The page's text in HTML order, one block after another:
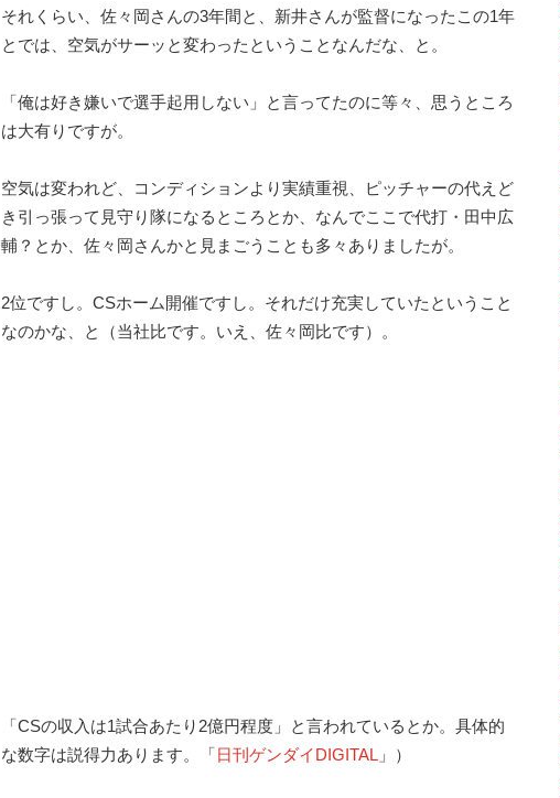
それくらい、佐々岡さんの3年間と、新井さんが監督になったこの1年
とでは、空気がサーッと変わったということなんだな、と。
「俺は好き嫌いで選手起用しない」と言ってたのに等々、思うところ
は大有りですが。
空気は変われど、コンディションより実績重視、ピッチャーの代えど
き引っ張って見守り隊になるところとか、なんでここで代打・田中広
輔？とか、佐々岡さんかと見まごうことも多々ありましたが。
2位ですし。CSホーム開催ですし。それだけ充実していたということ
なのかな、と（当社比です。いえ、佐々岡比です）。
「CSの収入は1試合あたり2億円程度」と言われているとか。具体的
な数字は説得力あります。「日刊ゲンダイDIGITAL 」）